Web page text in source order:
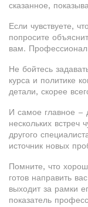
сказанное,
Если чувствуете,
попросите
вам. Профессионал
Не бойтесь
курса и политике
детали, скорее
И самое главное –
нескольких встреч
другого
источник новых
Помните, что
готов направить
выходит за рамки
показатель